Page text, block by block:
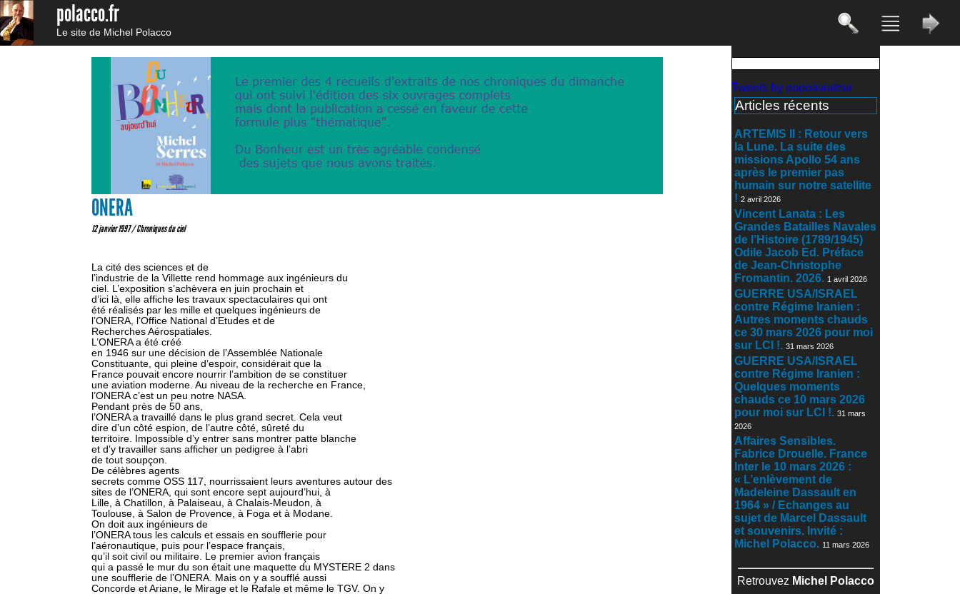
polacco.fr
Le site de Michel Polacco
Tweets by popoaviateur
Articles récents
ARTEMIS II : Retour vers
la Lune. La suite des
missions Apollo 54 ans
après le premier pas
humain sur notre satellite
! 2 avril 2026
Vincent Lanata : Les
Grandes Batailles Navales
de l’Histoire (1789/1945)
Odile Jacob Ed. Préface
de Jean-Christophe
Fromantin. 2026. 1 avril 2026
GUERRE USA/ISRAEL
contre Régime Iranien :
Autres moments chauds
ce 30 mars 2026 pour moi
sur LCI !. 31 mars 2026
GUERRE USA/ISRAEL
contre Régime Iranien :
Quelques moments
chauds ce 10 mars 2026
pour moi sur LCI !. 31 mars
2026
Affaires Sensibles.
Fabrice Drouelle. France
Inter le 10 mars 2026 :
« L’enlèvement de
Madeleine Dassault en
1964 » / Echanges au
sujet de Marcel Dassault
et souvenirs. Invité :
Michel Polacco. 11 mars 2026
Retrouvez Michel Polacco
ONERA
12 janvier 1997 /Chroniques du ciel
La cité des sciences et de
l’industrie de la Villette rend hommage aux ingénieurs du
ciel. L’exposition s’achèvera en juin prochain et
d’ici là, elle affiche les travaux spectaculaires qui ont
été réalisés par les mille et quelques ingénieurs de
l’ONERA, l’Office National d’Etudes et de
Recherches Aérospatiales.
L’ONERA a été créé
en 1946 sur une décision de l’Assemblée Nationale
Constituante, qui pleine d’espoir, considérait que la
France pouvait encore nourrir l’ambition de se constituer
une aviation moderne. Au niveau de la recherche en France,
l’ONERA c’est un peu notre NASA.
Pendant près de 50 ans,
l’ONERA a travaillé dans le plus grand secret. Cela veut
dire d’un côté espion, de l’autre côté, sûreté du
territoire. Impossible d’y entrer sans montrer patte blanche
et d’y travailler sans afficher un pedigree à l’abri
de tout soupçon.
De célèbres agents
secrets comme OSS 117, nourrissaient leurs aventures autour des
sites de l’ONERA, qui sont encore sept aujourd’hui, à
Lille, à Chatillon, à Palaiseau, à Chalais-Meudon, à
Toulouse, à Salon de Provence, à Foga et à Modane.
On doit aux ingénieurs de
l’ONERA tous les calculs et essais en soufflerie pour
l’aéronautique, puis pour l’espace français,
qu’il soit civil ou militaire. Le premier avion français
qui a passé le mur du son était une maquette du MYSTERE 2 dans
une soufflerie de l’ONERA. Mais on y a soufflé aussi
Concorde et Ariane, le Mirage et le Rafale et même le TGV. On y